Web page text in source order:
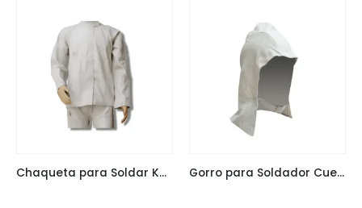
Chaqueta para Soldar Kevlar De Cuero Gris Gorro para Soldador Cuero Estándar Completo Blanco